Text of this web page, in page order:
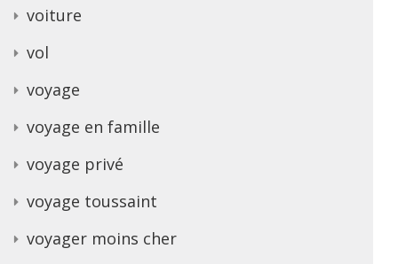
voiture
vol
voyage
voyage en famille
voyage privé
voyage toussaint
voyager moins cher